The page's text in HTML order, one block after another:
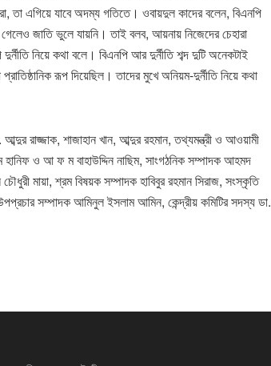
তা এগিয়ে যাবে অদম্য গতিতে। ওবায়দুল কাদের বলেন, বিএনপি
গেলেও জাতি ভুলে যায়নি। তাই বলব, আয়নায় নিজেদের চেহারা
নিয়ে কথা বলে। বিএনপি আর দুর্নীতি শব্দ দুটি অনেকটাই
রূপ দিয়েছিল। তাদের মুখে অনিয়ম-দুর্নীতি নিয়ে কথা
রাজ্জাক, শাজাহান খান, আব্দুর রহমান, তথ্যমন্ত্রী ও আওয়ামী
ও আ ফ ম বাহাউদ্দিন নাছিম, সাংগঠনিক সম্পাদক আহমদ
মায়া, শ্রম বিষয়ক সম্পাদক হাবিবুর রহমান সিরাজ, সংস্কৃতি
সম্পাদক আমিনুল ইসলাম আমিন, কেন্দ্রীয় কমিটির সদস্য ডা.